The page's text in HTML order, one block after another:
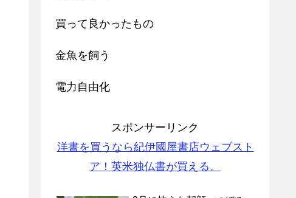
買って良かったもの
金魚を飼う
電力自由化
スポンサーリンク
洋書を買うなら紀伊國屋書店ウェブスト
ア！英米独仏書が買える。